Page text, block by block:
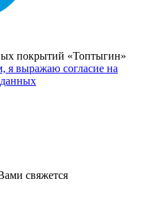
покрытий «Топтыгин»
я выражаю согласие на
свяжется